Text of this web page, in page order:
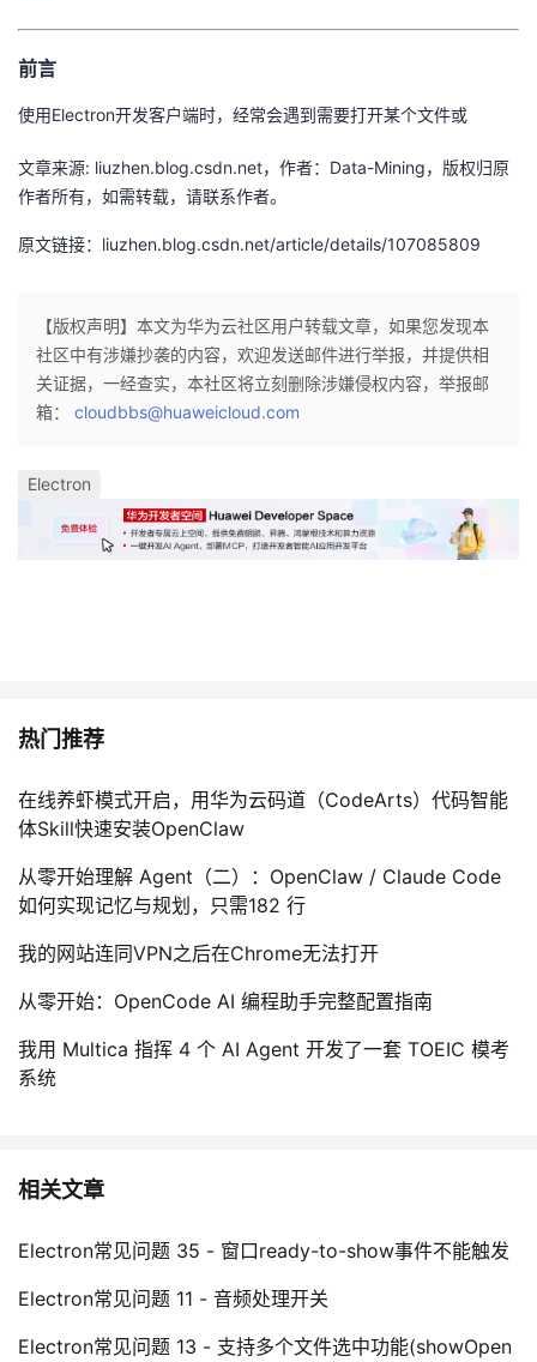
坛
圈
的
播
我
活
动
的
关
我
的
开
发
学
课
的
证
我
实
验
的
收
藏
我
的
Programs
我
的
持
持
建
议
前言
使用Electron开发客户端时，经常会遇到需要打开某个文件或
文章来源: liuzhen.blog.csdn.net，作者：Data-Mining，版权归原
作者所有，如需转载，请联系作者。
原文链接：liuzhen.blog.csdn.net/article/details/107085809
【版权声明】本文为华为云社区用户转载文章，如果您发现本
社区中有涉嫌抄袭的内容，欢迎发送邮件进行举报，并提供相
关证据，一经查实，本社区将立刻删除涉嫌侵权内容，举报邮
箱： cloudbbs@huaweicloud.com
Electron
热门推荐
在线养虾模式开启，用华为云码道（CodeArts）代码智能
体Skill快速安装OpenClaw
从零开始理解 Agent（二）：OpenClaw / Claude Code
如何实现记忆与规划，只需182 行
我的网站连同VPN之后在Chrome无法打开
从零开始：OpenCode AI 编程助手完整配置指南
我用 Multica 指挥 4 个 AI Agent 开发了一套 TOEIC 模考
系统
相关文章
Electron常见问题 35 - 窗口ready-to-show事件不能触发
Electron常见问题 11 - 音频处理开关
Electron常见问题 13 - 支持多个文件选中功能(showOpen